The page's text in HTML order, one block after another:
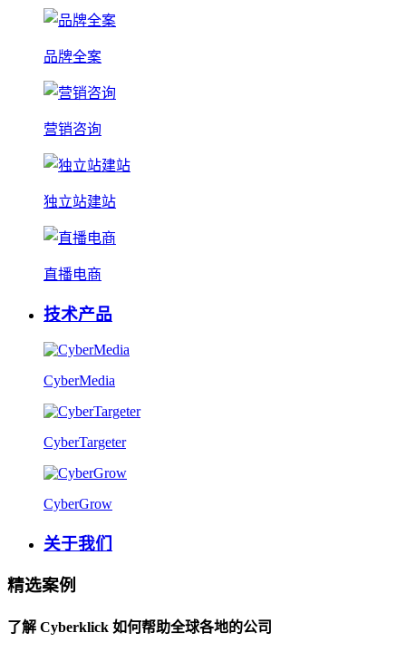
品牌全案
营销咨询
独立站建站
直播电商
技术产品
CyberMedia
CyberTargeter
CyberGrow
关于我们
精选案例
了解 Cyberklick 如何帮助全球各地的公司